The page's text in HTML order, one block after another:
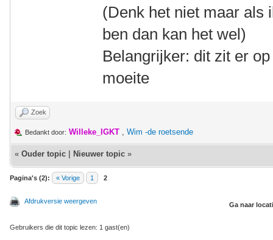
(Denk het niet maar als
ben dan kan het wel)
Belangrijker: dit zit er
moeite
Zoek
Bedankt door: Willeke_IGKT , Wim -de roetsende
« Ouder topic Nieuwer topic »
Pagina's (2): « Vorige 1 2
Afdrukversie weergeven Ga naar
Gebruikers die dit topic lezen: 1 gast(en)